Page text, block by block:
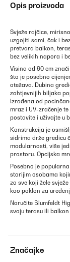
Opis proizvoda
Svježe rajčice,
uzgojiti sami, čak i
pretvara balkon,
bez velikih napora i
Visina od 90 cm
što je posebno
otežava. Dubina
zahtjevnijih biljaka
Izrađena od
mraz i UV-zračenje
postavite i uživajte u
Konstrukcija je
sidrima drže gredicu
modularnosti, više
prostoru. Opcijska
Posebno je
starijim osobama
za sve koji žele
kao poklon za
Naručite Blumfeldt
svoju terasu ili
Značajke